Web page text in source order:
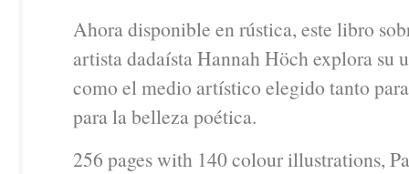
Ahora disponible en rústica, este libro
artista dadaísta Hannah Höch explora su
como el medio artístico elegido tanto
para la belleza poética.
256 pages with 140 colour illustrations,